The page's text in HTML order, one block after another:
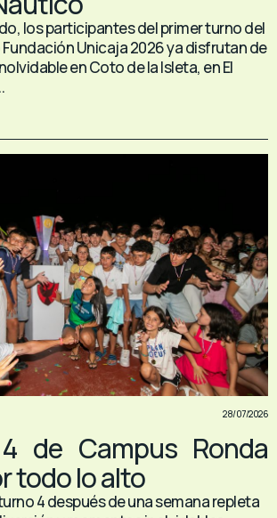
los participantes del primer turno del
Unicaja 2026 ya disfrutan de
en Coto de la Isleta, en El
28/07/2026
de Campus Ronda
todo lo alto
4 después de una semana repleta